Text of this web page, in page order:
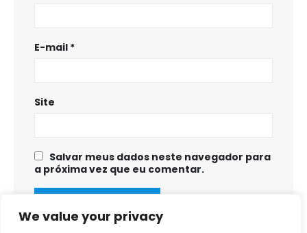
We value your privacy
E-mail *
Site
Salvar meus dados neste navegador para
a próxima vez que eu comentar.